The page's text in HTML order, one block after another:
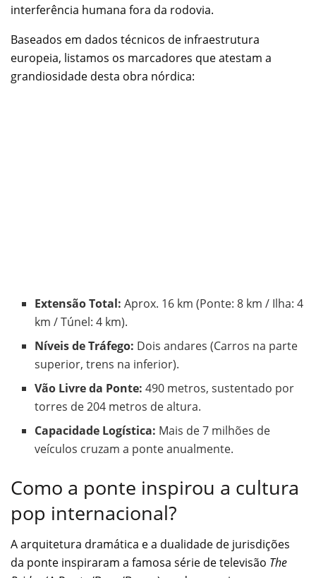
interferência humana fora da rodovia.
Baseados em dados técnicos de infraestrutura
europeia, listamos os marcadores que atestam a
grandiosidade desta obra nórdica:
Extensão Total: Aprox. 16 km (Ponte: 8 km / Ilha: 4
km / Túnel: 4 km).
Níveis de Tráfego: Dois andares (Carros na parte
superior, trens na inferior).
Vão Livre da Ponte: 490 metros, sustentado por
torres de 204 metros de altura.
Capacidade Logística: Mais de 7 milhões de
veículos cruzam a ponte anualmente.
Como a ponte inspirou a cultura
pop internacional?
A arquitetura dramática e a dualidade de jurisdições
da ponte inspiraram a famosa série de televisão The